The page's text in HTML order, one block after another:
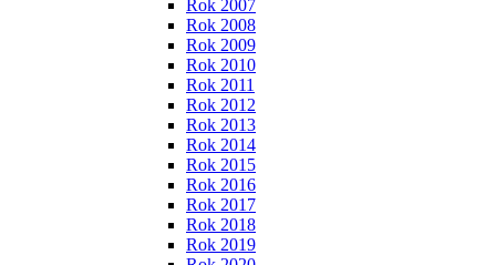
Rok 2007
Rok 2008
Rok 2009
Rok 2010
Rok 2011
Rok 2012
Rok 2013
Rok 2014
Rok 2015
Rok 2016
Rok 2017
Rok 2018
Rok 2019